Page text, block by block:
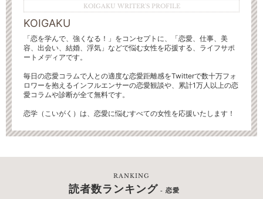
KOIGAKU WRITER'S PROFILE
KOIGAKU
「恋を学んで、強くなる！」をコンセプトに、「恋愛、仕事、美
容、出会い、結婚、浮気」などで悩む女性を応援する、ライフサポ
ートメディアです。
毎日の恋愛コラムで人との適度な恋愛距離感をTwitterで数十万フォ
ロワーを抱えるインフルエンサーの恋愛観談や、累計1万人以上の恋
愛コラムや診断が全て無料です。
恋学（こいがく）は、恋愛に悩むすべての女性を応援いたします！
RANKING
読者数ランキング - 恋愛